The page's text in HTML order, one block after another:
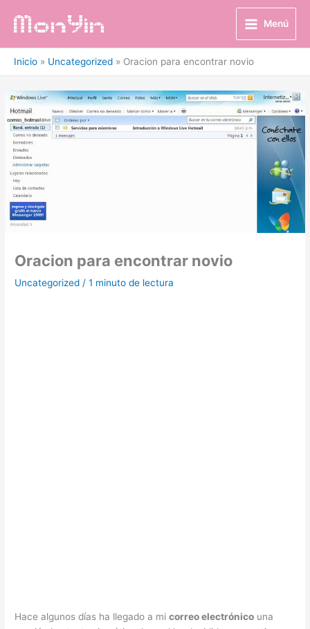
Menú
Inicio Uncategorized Oracion para encontrar novio
Oracion para encontrar novio
Uncategorized /1 minuto de lectura
Hace algunos días ha llegado a micorreo electrónico una